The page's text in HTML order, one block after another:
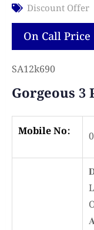
Discount Offer
On Call Price
SA12k690
Gorgeous 3
Mobile No: